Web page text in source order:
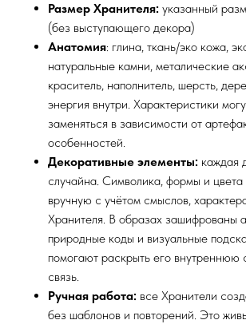
Размер Хранителя: указанный
(без выступающего декора)
Анатомия: глина, ткань/эко кожа,
натуральные камни, металические
краситель, наполнитель, шерсть,
энергия внутри. Характеристики
заменяться в зависимости от
особенностей.
Декоративные элементы: каждая
случайна. Символика, формы и
вручную с учётом смыслов,
Хранителя. В образах зашифрованы
природные коды и визуальные
помогают раскрыть его внутреннюю
связь.
Ручная работа: все Хранители
без шаблонов и повторений. Это